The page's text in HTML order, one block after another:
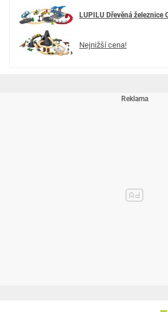
LUPILU Dřevěná železnice
Nejnižší cena!